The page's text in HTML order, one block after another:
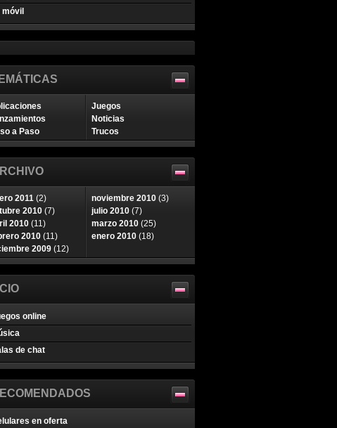
móvil
Juegos
Noticias
a Paso
Trucos
2011 (2) noviembre 2010 (3)
2010 (7) julio 2010 (7)
2010 (11) marzo 2010 (25)
2010 (11) enero 2010 (18)
2009 (12)
online
de chat
en oferta